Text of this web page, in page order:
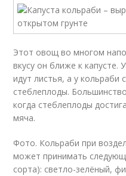
Этот овощ во многом
вкусу он ближе к капусте.
идут листья, а у
стеблеплоды.
когда стеблеплоды
мяча.
Фото. Кольраби при
может принимать
сорта): светло-зелёный,